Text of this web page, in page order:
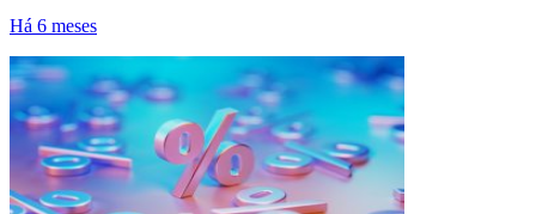
Há 6 meses